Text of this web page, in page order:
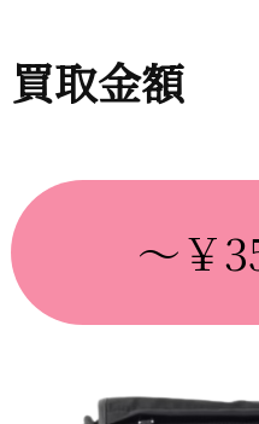
買取金額
～￥